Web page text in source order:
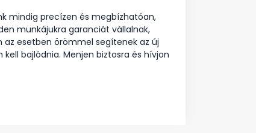
mindig precízen és megbízhatóan,
munkájukra garanciát vállalnak,
az esetben örömmel segítenek az új
bajlódnia. Menjen biztosra és hívjon